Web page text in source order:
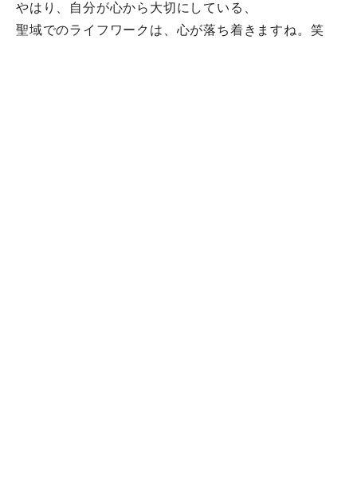
やはり、自分が心から大切にしている、
聖域でのライフワークは、心が落ち着きますね。笑